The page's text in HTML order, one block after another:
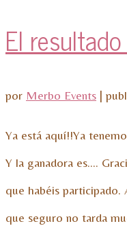
El
por Merbo Events |
Ya está aquí!!Ya
Y la ganadora es….
que habéis participado.
que seguro no tarda